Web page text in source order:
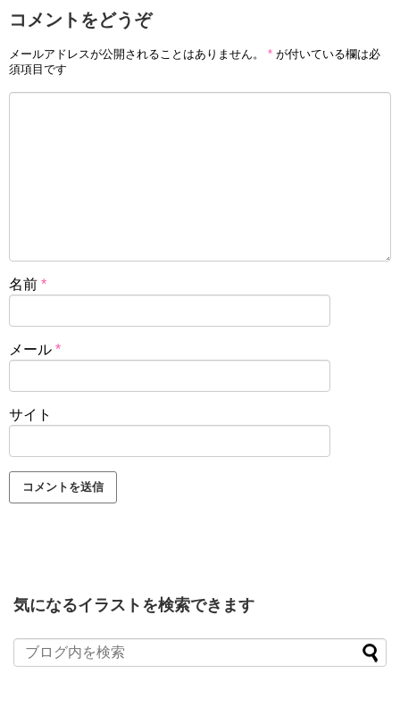
コメントをどうぞ
メールアドレスが公開されることはありません。 * が付いている欄は必
須項目です
名前 *
メール *
サイト
気になるイラストを検索できます